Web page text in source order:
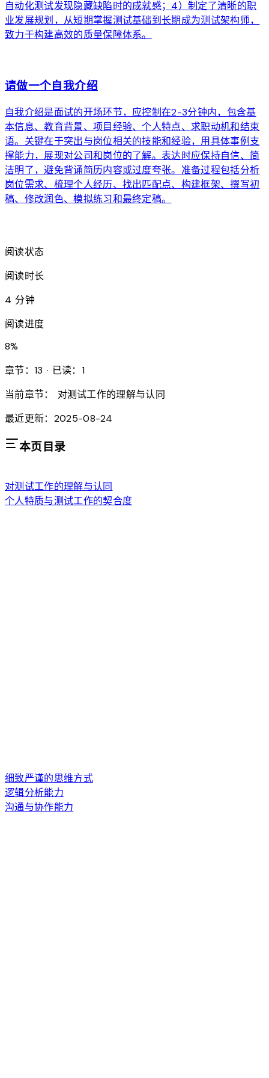
自动化测试发现隐藏缺陷时的成就感；4）制定了清晰的职
业发展规划，从短期掌握测试基础到长期成为测试架构师，
致力于构建高效的质量保障体系。
请做一个自我介绍
自我介绍是面试的开场环节，应控制在2-3分钟内，包含基
本信息、教育背景、项目经验、个人特点、求职动机和结束
语。关键在于突出与岗位相关的技能和经验，用具体事例支
撑能力，展现对公司和岗位的了解。表达时应保持自信、简
洁明了，避免背诵简历内容或过度夸张。准备过程包括分析
岗位需求、梳理个人经历、找出匹配点、构建框架、撰写初
稿、修改润色、模拟练习和最终定稿。
阅读状态
阅读时长
4 分钟
阅读进度
8%
章节：13 · 已读：1
当前章节：
对测试工作的理解与认同
最近更新：2025-08-24
本页目录
对测试工作的理解与认同
个人特质与测试工作的契合度
细致严谨的思维方式
逻辑分析能力
沟通与协作能力